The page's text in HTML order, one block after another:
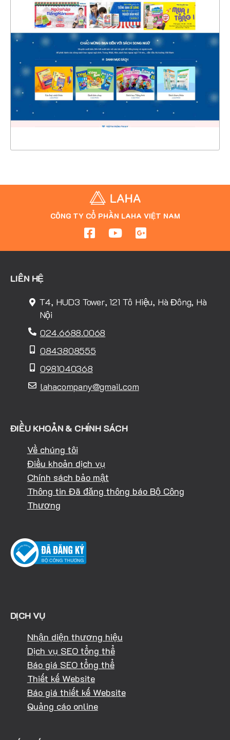
4341
CHI TIẾT
XEM THỰC TẾ
CÔNG TY CỔ PHẦN LAHA VIỆT NAM
LIÊN HỆ
T4, HUD3 Tower, 121 Tô Hiệu, Hà Đông, Hà
Nội
024.6688.0068
0843808555
0981040368
lahacompany@gmail.com
ĐIỀU KHOẢN & CHÍNH SÁCH
Về chúng tôi
Điều khoản dịch vụ
Chính sách bảo mật
Thông tin Đã đăng thông báo Bộ Công
Thương
DỊCH VỤ
Nhận diện thương hiệu
Dịch vụ SEO tổng thể
Báo giá SEO tổng thể
Thiết kế Website
Báo giá thiết kế Website
Quảng cáo online